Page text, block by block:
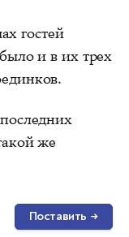
гостей
и в их трех
же
Поставить →